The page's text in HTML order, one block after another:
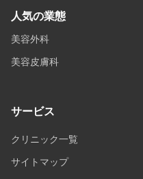
人気の業態
美容外科
美容皮膚科
サービス
クリニック一覧
サイトマップ